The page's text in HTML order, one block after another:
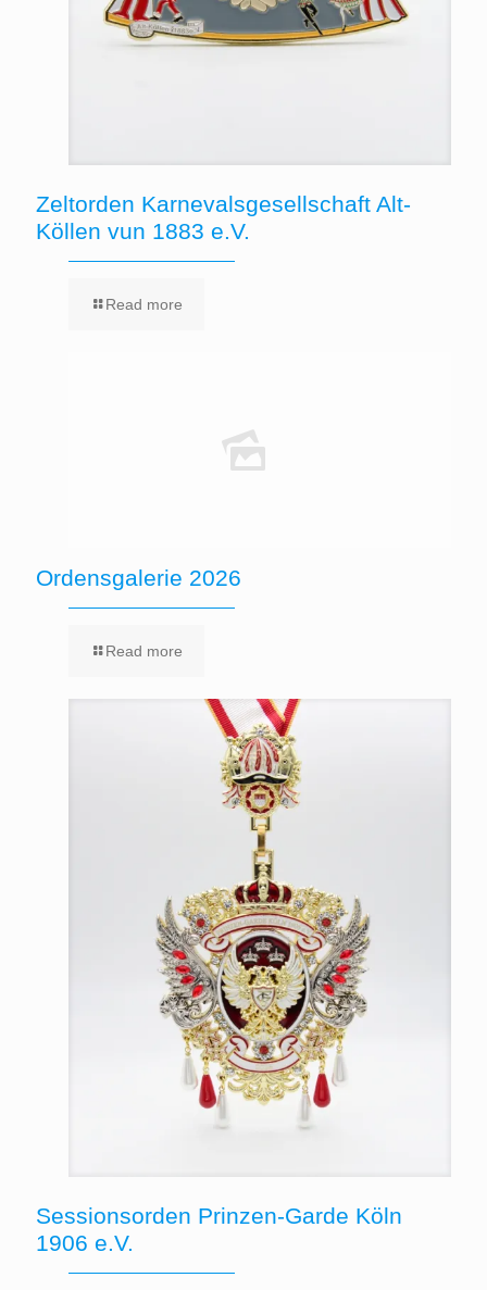
Zeltorden Karnevalsgesellschaft Alt-
Köllen vun 1883 e.V.
Read more
Ordensgalerie 2026
Read more
Sessionsorden Prinzen-Garde Köln
1906 e.V.